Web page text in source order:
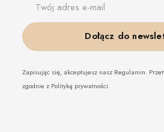
Twój adres e-mail
Dołącz do
Zapisując się, akceptujesz nasz Regulamin.
zgodnie z Polityką prywatności.